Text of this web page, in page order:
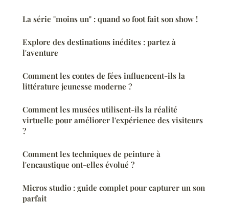
La série "moins un" : quand so foot fait son show !
Explore des destinations inédites : partez à
l'aventure
Comment les contes de fées influencent-ils la
littérature jeunesse moderne ?
Comment les musées utilisent-ils la réalité
virtuelle pour améliorer l'expérience des visiteurs
?
Comment les techniques de peinture à
l'encaustique ont-elles évolué ?
Micros studio : guide complet pour capturer un son
parfait